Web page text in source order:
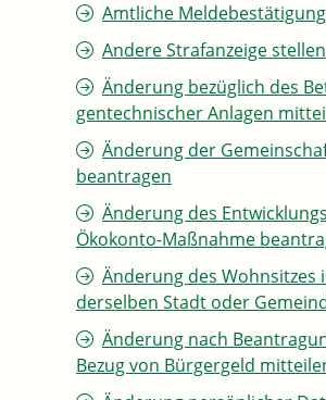
Amtliche
Andere Strafanzeige stellen
Änderung bezüglich des
gentechnischer Anlagen
Änderung der
beantragen
Änderung des
Ökokonto-Maßnahme
Änderung des Wohnsitzes
derselben Stadt oder
Änderung nach
Bezug von Bürgergeld